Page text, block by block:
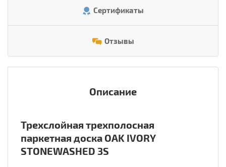
Сертификаты
Отзывы
Описание
Трехслойная трехполосная
паркетная доска OAK IVORY
STONEWASHED 3S